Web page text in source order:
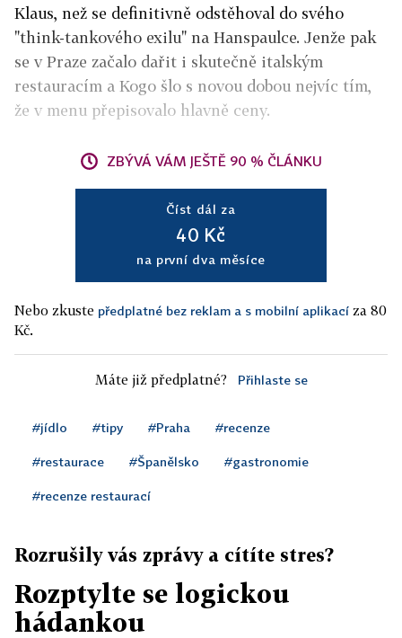
Klaus, než se definitivně odstěhoval do svého
"think-tankového exilu" na Hanspaulce. Jenže pak
se v Praze začalo dařit i skutečně italským
restauracím a Kogo šlo s novou dobou nejvíc tím,
že v menu přepisovalo hlavně ceny.
ZBÝVÁ VÁM JEŠTĚ 90 % ČLÁNKU
Číst dál za
40 Kč
na první dva měsíce
Nebo zkuste předplatné bez reklam a s mobilní aplikací za 80
Kč.
Máte již předplatné? Přihlaste se
#jídlo #tipy #Praha #recenze
#restaurace #Španělsko #gastronomie
#recenze restaurací
Rozrušily vás zprávy a cítíte stres?
Rozptylte se logickou
hádankou